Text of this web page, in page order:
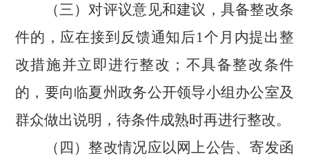
（三）对评议意见和建议，具备整改条
件的，应在接到反馈通知后1个月内提出整
改措施并立即进行整改；不具备整改条件
的，要向临夏州政务公开领导小组办公室及
群众做出说明，待条件成熟时再进行整改。
（四）整改情况应以网上公告、寄发函